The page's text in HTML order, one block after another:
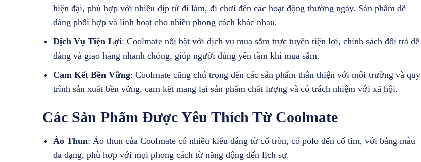
hiện đại, phù hợp với nhiều dịp từ đi làm, đi chơi đến các hoạt động thường ngày. Sản phẩm dễ
dàng phối hợp và linh hoạt cho nhiều phong cách khác nhau.
Dịch Vụ Tiện Lợi: Coolmate nổi bật với dịch vụ mua sắm trực tuyến tiện lợi, chính sách đổi trả dễ
dàng và giao hàng nhanh chóng, giúp người dùng yên tâm khi mua sắm.
Cam Kết Bền Vững: Coolmate cũng chú trọng đến các sản phẩm thân thiện với môi trường và quy
trình sản xuất bền vững, cam kết mang lại sản phẩm chất lượng và có trách nhiệm với xã hội.
Các Sản Phẩm Được Yêu Thích Từ Coolmate
Áo Thun: Áo thun của Coolmate có nhiều kiểu dáng từ cổ tròn, cổ polo đến cổ tim, với bảng màu
đa dạng, phù hợp với mọi phong cách từ năng động đến lịch sự.